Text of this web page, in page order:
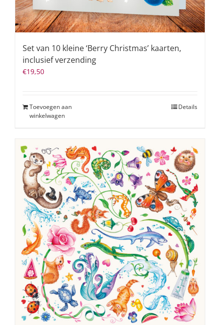
Set van 10 kleine ‘Berry Christmas’ kaarten,
inclusief verzending
€19,50
Toevoegen aan
winkelwagen
Details